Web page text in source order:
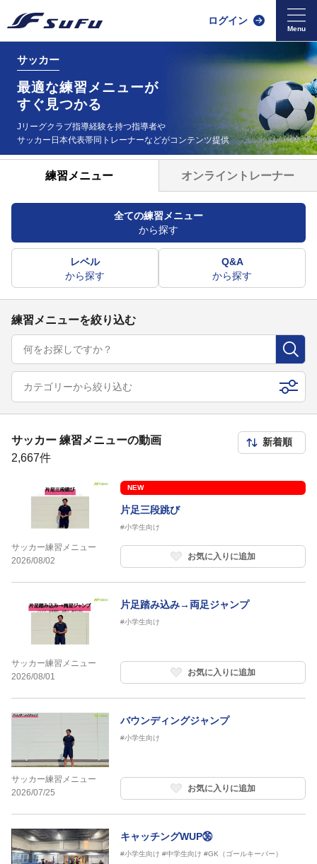
ログイン
サッカー
最適な練習メニューが
すぐ見つかる
Jリーグクラブ指導経験を持つ指導者や
サッカー日本代表帯同 トレーナーなどがコンテンツ提供
練習メニュー オンライントレーナー
全ての練習メニュー
から探す
レベル
から探す
Q&A
から探す
練習メニューを絞り込む
カテゴリーから絞り込む
サッカー 練習メニューの動画
2,667件
サッカー練習メニュー
2026/08/02
NEW
片足三段跳び
#小学生向け
お気に入りに追加
サッカー練習メニュー
2026/08/01
片足踏み込み→両足ジャンプ
#小学生向け
お気に入りに追加
サッカー練習メニュー
2026/07/25
バウンディングジャンプ
#小学生向け
お気に入りに追加
キャッチングWUP㊱
#小学生向け #中学生向け #GK（ゴールキーパー）